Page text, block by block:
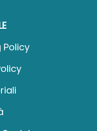
Policy